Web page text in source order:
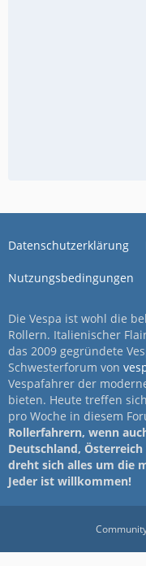
Datenschutzerklärung
Nutzungsbedingungen
Die Vespa ist wohl die
Rollern. Italienischer
das 2009 gegründete
Schwesterforum von
Vespafahrer der
bieten. Heute treffen
pro Woche in diesem
Rollerfahrern, wenn
Deutschland,
dreht sich alles um die
Jeder ist willkommen!